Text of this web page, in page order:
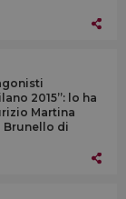
2015”: lo ha
Martina
Brunello di